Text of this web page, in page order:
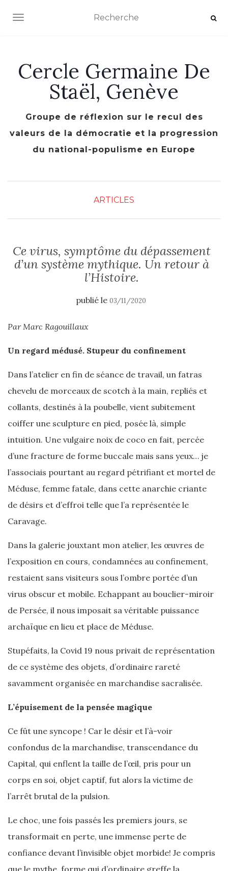
AFFICHER/MASQUER LA NAVIGATION
Cercle Germaine De
Staël, Genève
Groupe de réflexion sur le recul des
valeurs de la démocratie et la progression
du national-populisme en Europe
ARTICLES
Ce virus, symptôme du dépassement
d’un système mythique. Un retour à
l’Histoire.
publié le 03/11/2020
Par Marc Ragouillaux
Un regard médusé. Stupeur du confinement
Dans l’atelier en fin de séance de travail, un fatras
chevelu de morceaux de scotch à la main, repliés et
collants, destinés à la poubelle, vient subitement
coiffer une sculpture en pied, posée là, simple
intuition. Une vulgaire noix de coco en fait, percée
d’une fracture de forme buccale mais sans yeux… je
l’associais pourtant au regard pétrifiant et mortel de
Méduse, femme fatale, dans cette anarchie criante
de désirs et d’effroi telle que l’a représentée le
Caravage.
Dans la galerie jouxtant mon atelier, les œuvres de
l’exposition en cours, condamnées au confinement,
restaient sans visiteurs sous l’ombre portée d’un
virus obscur et mobile. Echappant au bouclier-miroir
de Persée, il nous imposait sa véritable puissance
archaïque en lieu et place de Méduse.
Stupéfaits, la Covid 19 nous privait de représentation
de ce système des objets, d’ordinaire rareté
savamment organisée en marchandise sacralisée.
L’épuisement de la pensée magique
Ce fût une syncope ! Car le désir et l’à-voir
confondus de la marchandise, transcendance du
Capital, qui enflent la taille de l’œil, pris pour un
corps en soi, objet captif, fut alors la victime de
l’arrêt brutal de la pulsion.
Le choc, une fois passés les premiers jours, se
transformait en perte, une immense perte de
confiance devant l’invisible objet morbide! Je compris
que le mythe, forme qui d’ordinaire greffe la